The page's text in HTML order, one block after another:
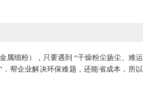
属细粉），只要遇到 “干燥粉尘扬尘、难运
帮企业解决环保难题，还能省成本，所以